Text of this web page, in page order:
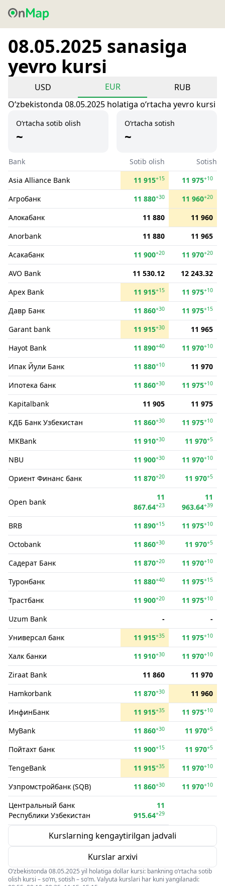
08.05.2025 sanasiga
yevro kursi
USD EUR
RUB
Oʻzbekistonda 08.05.2025 holatiga oʻrtacha yevro kursi
O‘rtacha sotib olish
~
O‘rtacha sotish
~
Bank Sotib olish
Sotish
Asia Alliance Bank
11 915+15 11 975+10
Агробанк 11 880+30 11 960+20
Алокабанк 11 880
11 960
Anorbank
11 880
11 965
Асакабанк
11 900+20 11 970+20
AVO Bank 11 530.12
12 243.32
Apex Bank
11 915+15 11 975+10
Давр Банк 11 860+30 11 975+15
Garant bank 11 915+30
11 965
Hayot Bank
11 890+40 11 970+10
Ипак Йули Банк 11 880+10
11 970
Ипотека банк
11 860+30 11 975+10
Kapitalbank 11 905
11 975
КДБ Банк Узбекистан
11 860+30 11 975+10
MKBank 11 910+30 11 970+5
NBU 11 900+30 11 970+10
Ориент Финанс банк 11 870+20 11 970+5
Open bank
11
867.64+23
11
963.64+39
BRB 11 890+15 11 975+10
Octobank 11 860+30 11 970+5
Садерат Банк 11 870+20 11 970+10
Туронбанк 11 880+40 11 975+15
Трастбанк 11 900+20 11 975+10
Uzum Bank -
-
Универсал банк
11 915+35 11 975+10
Халк банки 11 910+30 11 970+10
Ziraat Bank 11 860
11 970
Hamkorbank
11 870+30
11 960
ИнфинБанк
11 915+35 11 975+10
MyBank 11 860+30 11 970+5
Пойтахт банк 11 900+15 11 970+5
TengeBank 11 915+35 11 970+10
Узпромстройбанк (SQB) 11 860+30 11 970+10
Центральный банк
Республики Узбекистан
11
915.64+29
Kurslarning kengaytirilgan jadvali
Kurslar arxivi
O‘zbekistonda 08.05.2025 yil holatiga dollar kursi: bankning o‘rtacha sotib
olish kursi – so‘m, sotish – so‘m. Valyuta kurslari har kuni yangilanadi: